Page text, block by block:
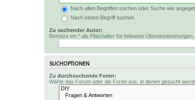
Nach allen Begriffen suchen oder Suche wie
Nach einem Begriff suchen
Zu suchender Autor:
Benutze ein * als Platzhalter für teilweise Übereinstimmungen.
SUCHOPTIONEN
Zu durchsuchende Foren:
Wähle das Forum oder die Foren aus, in denen gesucht